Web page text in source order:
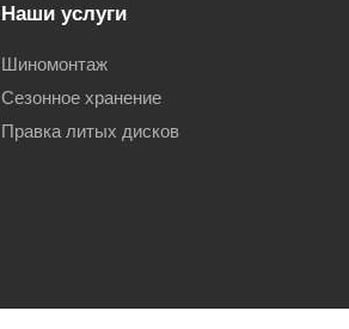
Наши услуги
Шиномонтаж
Сезонное хранение
Правка литых дисков